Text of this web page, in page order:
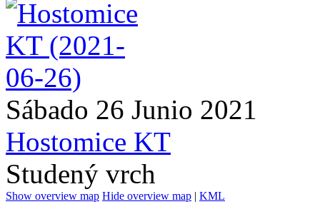
Sábado 26 Junio 2021
Hostomice KT
Studený vrch
Show overview map Hide overview map | KML